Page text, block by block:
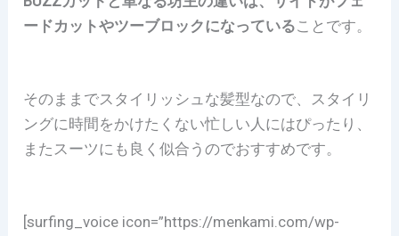
ードカットやツーブロックになっていることです。
そのままでスタイリッシュな髪型なので、スタイリ
ングに時間をかけたくない忙しい人にはぴったり、
またスーツにも良く似合うのでおすすめです。
[surfing_voice icon=”https://menkami.com/wp-